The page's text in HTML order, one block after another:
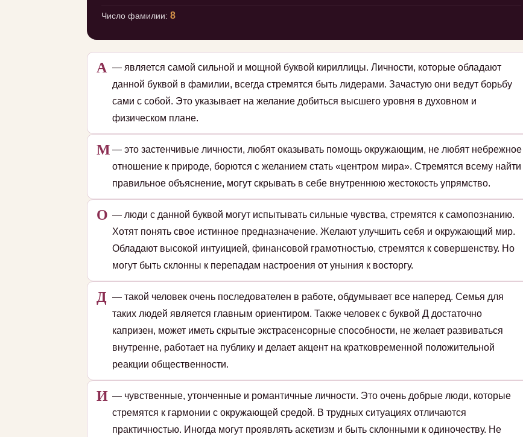
Число фамилии: 8
А — является самой сильной и мощной буквой кириллицы. Личности, которые обладают
данной буквой в фамилии, всегда стремятся быть лидерами. Зачастую они ведут борьбу
сами с собой. Это указывает на желание добиться высшего уровня в духовном и
физическом плане.
М — это застенчивые личности, любят оказывать помощь окружающим, не любят небрежное
отношение к природе, борются с желанием стать «центром мира». Стремятся всему найти
правильное объяснение, могут скрывать в себе внутреннюю жестокость упрямство.
О — люди с данной буквой могут испытывать сильные чувства, стремятся к самопознанию.
Хотят понять свое истинное предназначение. Желают улучшить себя и окружающий мир.
Обладают высокой интуицией, финансовой грамотностью, стремятся к совершенству. Но
могут быть склонны к перепадам настроения от уныния к восторгу.
Д — такой человек очень последователен в работе, обдумывает все наперед. Семья для
таких людей является главным ориентиром. Также человек с буквой Д достаточно
капризен, может иметь скрытые экстрасенсорные способности, не желает развиваться
внутренне, работает на публику и делает акцент на кратковременной положительной
реакции общественности.
И — чувственные, утонченные и романтичные личности. Это очень добрые люди, которые
стремятся к гармонии с окружающей средой. В трудных ситуациях отличаются
практичностью. Иногда могут проявлять аскетизм и быть склонными к одиночеству. Не